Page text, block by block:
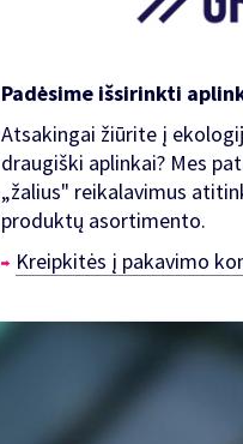
Padėsime išsirinkti
Atsakingai žiūrite į
draugiški aplinkai? Mes
„žalius" reikalavimus
produktų asortimento.
Kreipkitės į pakavimo